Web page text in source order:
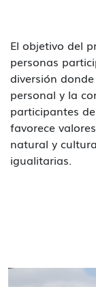
El objetivo del
personas
diversión
personal y la
participantes
favorece
natural y
igualitarias.